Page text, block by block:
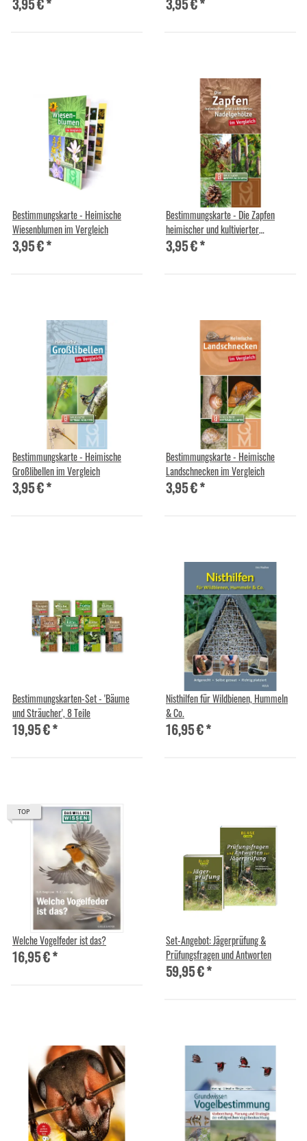
Bestimmungskarte - Heimische
Wiesenblumen im Vergleich
3,95 €*
Bestimmungskarte - Die Zapfen
heimischer und kultivierter
Nadelgehölze im Vergleich
3,95 €*
Bestimmungskarte - Heimische
Großlibellen im Vergleich
3,95 €*
Bestimmungskarte - Heimische
Landschnecken im Vergleich
3,95 €*
Bestimmungskarten-Set - 'Bäume
und Sträucher', 8 Teile
19,95 €*
Nisthilfen für Wildbienen, Hummeln
& Co.
16,95 €*
TOP
Welche Vogelfeder ist das?
16,95 €*
Set-Angebot: Jägerprüfung &
Prüfungsfragen und Antworten
59,95 €*